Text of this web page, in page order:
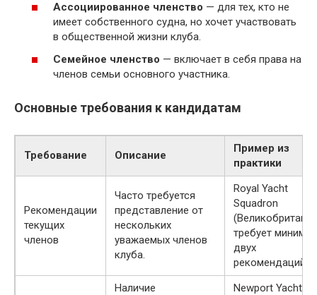
Ассоциированное членство — для тех, кто не
имеет собственного судна, но хочет участвовать
в общественной жизни клуба.
Семейное членство — включает в себя права на
членов семьи основного участника.
Основные требования к кандидатам
Требование Описание
Пример из
практики
Рекомендации
текущих
членов
Часто требуется
представление от
нескольких
уважаемых членов
клуба.
Royal Yacht
Squadron
требует минимум
двух
рекомендаций.
Наличие
Newport Yacht